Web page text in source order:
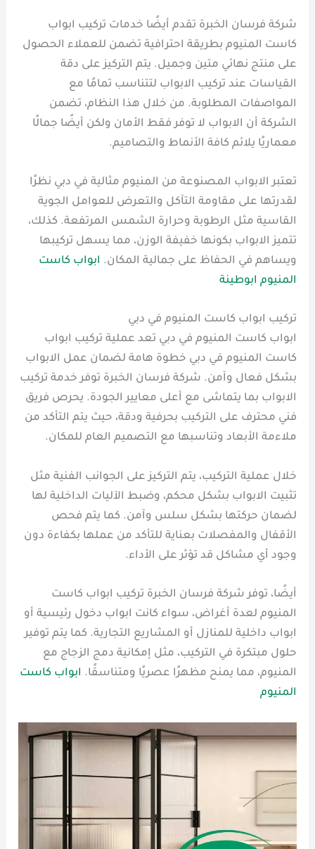
شركة فرسان الخبرة تقدم أيضًا خدمات تركيب ابواب
كاست المنيوم بطريقة احترافية تضمن للعملاء الحصول
على منتج نهائي متين وجميل. يتم التركيز على دقة
القياسات عند تركيب الابواب لتتناسب تمامًا مع
المواصفات المطلوبة. من خلال هذا النظام، تضمن
الشركة أن الابواب لا توفر فقط الأمان ولكن أيضًا جمالًا
معماريًا يلائم كافة الأنماط والتصاميم.
تعتبر الابواب المصنوعة من المنيوم مثالية في دبي نظرًا
لقدرتها على مقاومة التآكل والتعرض للعوامل الجوية
القاسية مثل الرطوبة وحرارة الشمس المرتفعة. كذلك،
تتميز الابواب بكونها خفيفة الوزن، مما يسهل تركيبها
ويساهم في الحفاظ على جمالية المكان. ابواب كاست
المنيوم ابوطينة
تركيب ابواب كاست المنيوم في دبي
ابواب كاست المنيوم في دبي تعد عملية تركيب ابواب
كاست المنيوم في دبي خطوة هامة لضمان عمل الابواب
بشكل فعال وآمن. شركة فرسان الخبرة توفر خدمة تركيب
الابواب بما يتماشى مع أعلى معايير الجودة. يحرص فريق
فني محترف على التركيب بحرفية ودقة، حيث يتم التأكد من
ملاءمة الأبعاد وتناسبها مع التصميم العام للمكان.
خلال عملية التركيب، يتم التركيز على الجوانب الفنية مثل
تثبيت الابواب بشكل محكم، وضبط الآليات الداخلية لها
لضمان حركتها بشكل سلس وآمن. كما يتم فحص
الأقفال والمفصلات بعناية للتأكد من عملها بكفاءة دون
وجود أي مشاكل قد تؤثر على الأداء.
أيضًا، توفر شركة فرسان الخبرة تركيب ابواب كاست
المنيوم لعدة أغراض، سواء كانت ابواب دخول رئيسية أو
ابواب داخلية للمنازل أو المشاريع التجارية. كما يتم توفير
حلول مبتكرة في التركيب، مثل إمكانية دمج الزجاج مع
المنيوم، مما يمنح مظهرًا عصريًا ومتناسقًا. ابواب كاست
المنيوم